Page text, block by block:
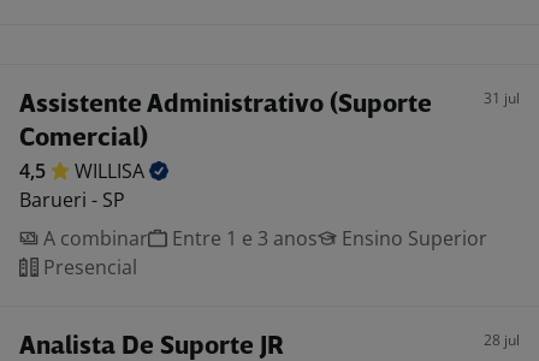
Assistente Administrativo (Suporte
Comercial)
31 jul
4,5
WILLISA
Barueri - SP
A combinar
Entre 1 e 3 anos
Ensino Superior
Presencial
Analista De Suporte JR 28 jul